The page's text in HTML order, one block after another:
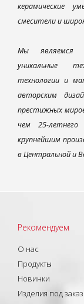
керамические
смесители и
Мы являемся
уникальные
технологии и
авторским
престижных
чем 25-
крупнейшим
в Центральной и
Рекомендуем
О нас
Продукты
Новинки
Изделия под заказ